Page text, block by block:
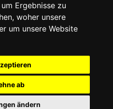
Ergebnisse zu
woher unsere
um unsere Website
ab
ändern